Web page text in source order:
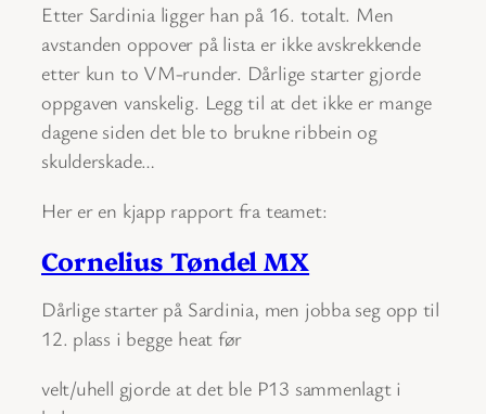
Etter Sardinia ligger han på 16. totalt. Men
avstanden oppover på lista er ikke avskrekkende
etter kun to VM-runder. Dårlige starter gjorde
oppgaven vanskelig. Legg til at det ikke er mange
dagene siden det ble to brukne ribbein og
skulderskade…
Her er en kjapp rapport fra teamet:
Cornelius Tøndel MX
Dårlige starter på Sardinia, men jobba seg opp til
12. plass i begge heat før
velt/uhell gjorde at det ble P13 sammenlagt i